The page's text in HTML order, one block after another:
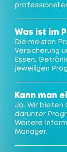
Was ist im
Die meisten
Versicherung
Essen,
jeweiligen
Kann man
Ja. Wir bieten
darunter
Weitere
Manager.